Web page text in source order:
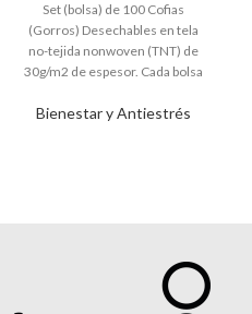
Bienestar y Antiestrés
Set (bolsa) de 100 Cofias
(Gorros) Desechables en tela
no-tejida nonwoven (TNT) de
30g/m2 de espesor. Cada bolsa